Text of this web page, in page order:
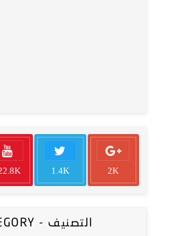
2K
1.4K
CATEGORY - التصنيف